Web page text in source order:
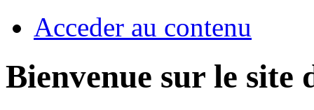
Acceder au contenu
Bienvenue sur le site